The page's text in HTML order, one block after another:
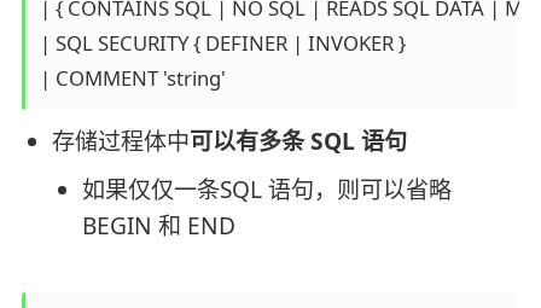
| { CONTAINS SQL | NO SQL | READS SQL DATA |
| SQL SECURITY { DEFINER | INVOKER }
存储过程体中可以有多条 SQL 语句
如果仅仅一条SQL 语句，则可以省略
BEGIN 和 END